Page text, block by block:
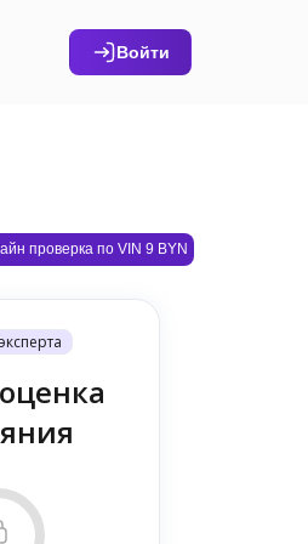
Войти
проверка по VIN 9 BYN
(18)